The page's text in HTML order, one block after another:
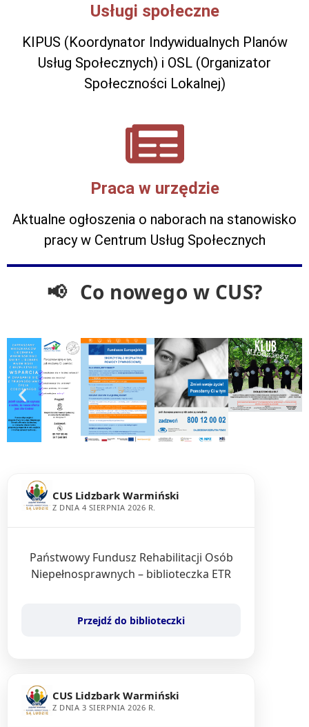
Usługi społeczne
KIPUS (Koordynator Indywidualnych Planów
Usług Społecznych) i OSL (Organizator
Społeczności Lokalnej)
Praca w urzędzie
Aktualne ogłoszenia o naborach na stanowisko
pracy w Centrum Usług Społecznych
📢 Co nowego w CUS?
CUS Lidzbark Warmiński
Z DNIA 4 SIERPNIA 2026 R.
Państwowy Fundusz Rehabilitacji Osób
Niepełnosprawnych – biblioteczka ETR
Przejdź do biblioteczki
CUS Lidzbark Warmiński
Z DNIA 3 SIERPNIA 2026 R.